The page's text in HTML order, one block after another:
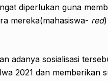
diperlukan guna
mereka(mahasiswa- red
adanya sosialisasi
2021 dan memberikan